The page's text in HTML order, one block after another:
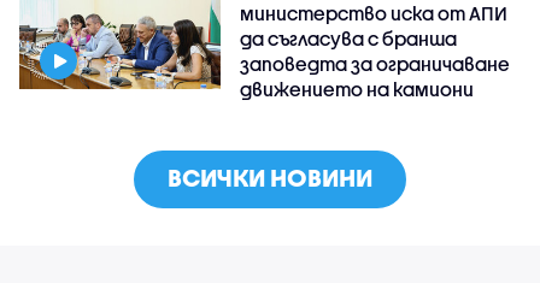
министерство иска от АПИ
да съгласува с бранша
заповедта за ограничаване
движението на камиони
ВСИЧКИ НОВИНИ